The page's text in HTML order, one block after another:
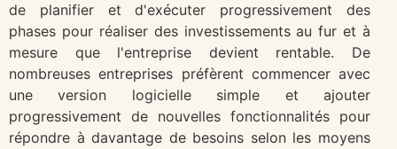
de planifier et d'exécuter progressivement des
phases pour réaliser des investissements au fur et à
mesure que l'entreprise devient rentable. De
nombreuses entreprises préfèrent commencer avec
une version logicielle simple et ajouter
progressivement de nouvelles fonctionnalités pour
répondre à davantage de besoins selon les moyens